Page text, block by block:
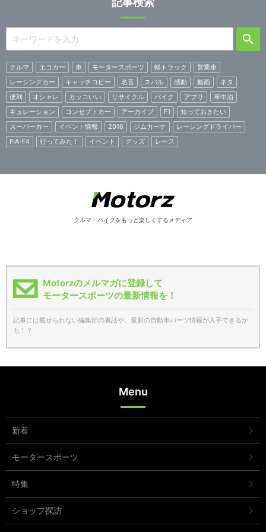
クルマ エコカー 車 モータースポーツ 軽トラック
営業車
レーシングカー
キャッチコピー 名言 スバル 感動 動画
ネタ
便利
オシャレ カッコいい リサイクル バイク アプリ
車中泊
キュレーション
コンセプトカー アーカイブ F1
知っておきたい
スーパーカー
イベント情報 2016 ジムカーナ
レーシングドライバー
FIA-F4
行ってみた！ イベント グッズ レース
クルマ・バイクをもっと楽しくするメディア
Motorzのメルマガに登録して
モータースポーツの最新情報を！
記事には載せられない編集部の裏話や、最新の自動車パーツ情報が入手できるか
も！？
Menu
新着
モータースポーツ
特集
ショップ探訪